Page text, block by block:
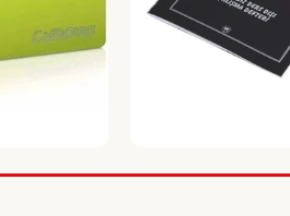
KARELI
CALISMA DEFTERI